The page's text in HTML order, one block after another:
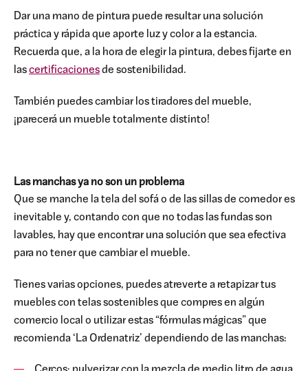
Dar una mano de pintura puede resultar una solución
práctica y rápida que aporte luz y color a la estancia.
Recuerda que, a la hora de elegir la pintura, debes fijarte en
lascertificacionesde sostenibilidad.
También puedes cambiar los tiradores del mueble,
¡parecerá un mueble totalmente distinto!
Las manchas ya no son un problema
Que se manche la tela del sofá o de las sillas de comedor es
inevitable y, contando con que no todas las fundas son
lavables, hay que encontrar una solución que sea efectiva
para no tener que cambiar el mueble.
Tienes varias opciones, puedes atreverte a retapizar tus
muebles con telas sostenibles que compres en algún
comercio local o utilizar estas “fórmulas mágicas” que
recomienda ‘La Ordenatriz’ dependiendo de las manchas: